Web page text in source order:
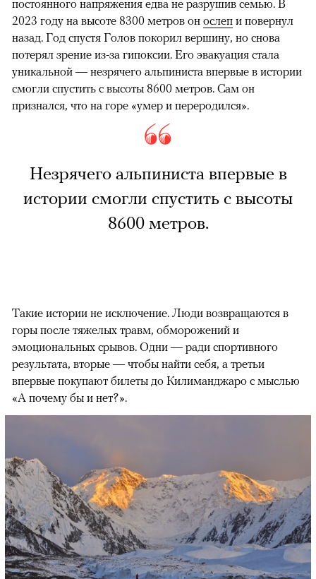
постоянного напряжения едва не разрушив семью. В
2023 году на высоте 8300 метров он ослеп и повернул
назад. Год спустя Голов покорил вершину, но снова
потерял зрение из-за гипоксии. Его эвакуация стала
уникальной — незрячего альпиниста впервые в истории
смогли спустить с высоты 8600 метров. Сам он
признался, что на горе «умер и переродился».
Незрячего альпиниста впервые в
истории смогли спустить с высоты
8600 метров.
Такие истории не исключение. Люди возвращаются в
горы после тяжелых травм, обморожений и
эмоциональных срывов. Одни — ради спортивного
результата, вторые — чтобы найти себя, а третьи
впервые покупают билеты до Килиманджаро с мыслью
«А почему бы и нет?».